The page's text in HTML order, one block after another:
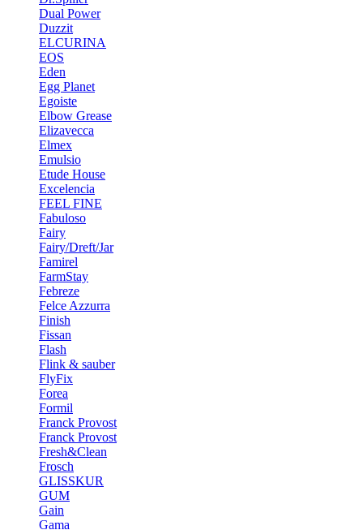
Dual Power
Duzzit
ELCURINA
EOS
Eden
Egg Planet
Egoiste
Elbow Grease
Elizavecca
Elmex
Emulsio
Etude House
Excelencia
FEEL FINE
Fabuloso
Fairy
Fairy/Dreft/Jar
Famirel
FarmStay
Febreze
Felce Azzurra
Finish
Fissan
Flash
Flink & sauber
FlyFix
Forea
Formil
Franck Provost
Franck Provost
Fresh&Clean
Frosch
GLISSKUR
GUM
Gain
Gama